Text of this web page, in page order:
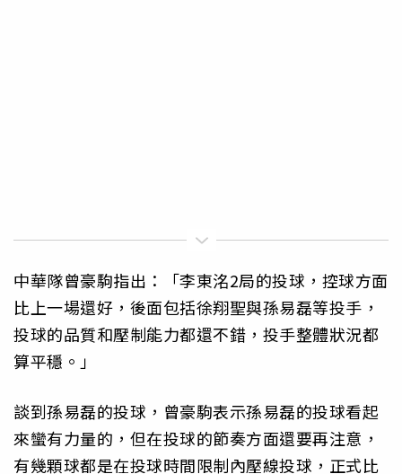
中華隊曾豪駒指出：「李東洺2局的投球，控球方面
比上一場還好，後面包括徐翔聖與孫易磊等投手，
投球的品質和壓制能力都還不錯，投手整體狀況都
算平穩。」
談到孫易磊的投球，曾豪駒表示孫易磊的投球看起
來蠻有力量的，但在投球的節奏方面還要再注意，
有幾顆球都是在投球時間限制內壓線投球，正式比